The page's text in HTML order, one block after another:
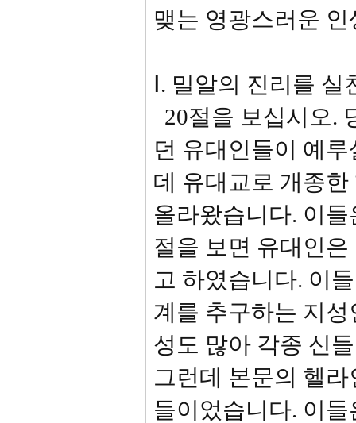
맺는 영광스러운
Ⅰ. 밀알의 진리를
20절을 보십시오.
던 유대인들이 예
데 유대교로 개종
올라왔습니다. 이
절을 보면 유대인
고 하였습니다. 이
계를 추구하는 지
성도 많아 각종 신
그런데 본문의 헬
들이었습니다. 이